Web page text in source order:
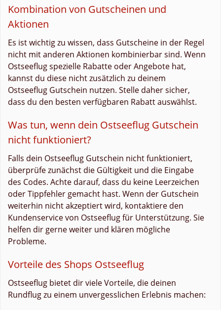
Kombination von Gutscheinen und
Aktionen
Es ist wichtig zu wissen, dass Gutscheine in der Regel
nicht mit anderen Aktionen kombinierbar sind. Wenn
Ostseeflug spezielle Rabatte oder Angebote hat,
kannst du diese nicht zusätzlich zu deinem
Ostseeflug Gutschein nutzen. Stelle daher sicher,
dass du den besten verfügbaren Rabatt auswählst.
Was tun, wenn dein Ostseeflug Gutschein
nicht funktioniert?
Falls dein Ostseeflug Gutschein nicht funktioniert,
überprüfe zunächst die Gültigkeit und die Eingabe
des Codes. Achte darauf, dass du keine Leerzeichen
oder Tippfehler gemacht hast. Wenn der Gutschein
weiterhin nicht akzeptiert wird, kontaktiere den
Kundenservice von Ostseeflug für Unterstützung. Sie
helfen dir gerne weiter und klären mögliche
Probleme.
Vorteile des Shops Ostseeflug
Ostseeflug bietet dir viele Vorteile, die deinen
Rundflug zu einem unvergesslichen Erlebnis machen: